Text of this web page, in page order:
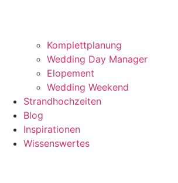
Komplettplanung
Wedding Day Manager
Elopement
Wedding Weekend
Strandhochzeiten
Blog
Inspirationen
Wissenswertes